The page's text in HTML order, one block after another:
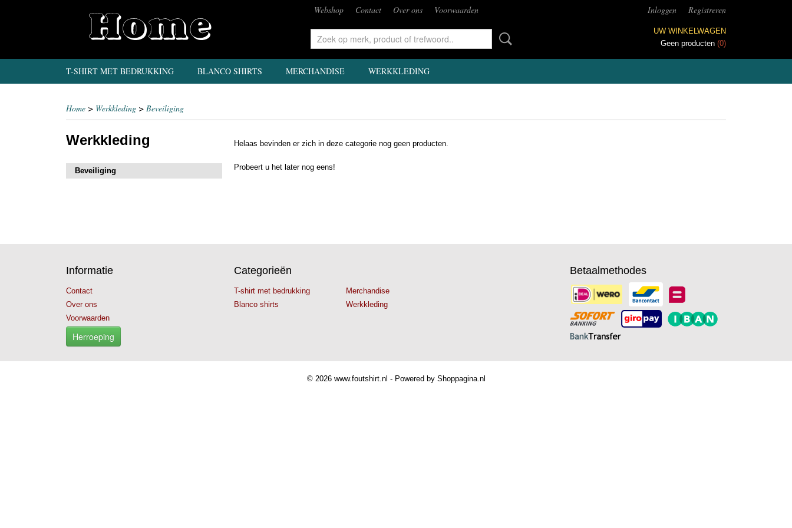
Webshop Contact Over ons Voorwaarden Inloggen Registreren
UW WINKELWAGEN
Geen producten (0)
T-SHIRT MET BEDRUKKING BLANCO SHIRTS MERCHANDISE WERKKLEDING
Home > Werkkleding > Beveiliging
Werkkleding
Beveiliging
Helaas bevinden er zich in deze categorie nog geen producten.
Probeert u het later nog eens!
Informatie
Contact
Over ons
Voorwaarden
Herroeping
Categorieën
T-shirt met bedrukking
Blanco shirts
Merchandise
Werkkleding
Betaalmethodes
© 2026 www.foutshirt.nl - Powered by Shoppagina.nl